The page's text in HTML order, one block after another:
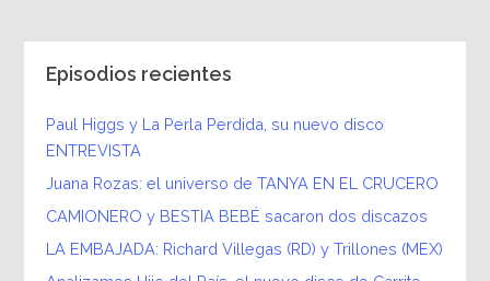
Episodios recientes
Paul Higgs y La Perla Perdida, su nuevo disco
ENTREVISTA
Juana Rozas: el universo de TANYA EN EL CRUCERO
CAMIONERO y BESTIA BEBÉ sacaron dos discazos
LA EMBAJADA: Richard Villegas (RD) y Trillones (MEX)